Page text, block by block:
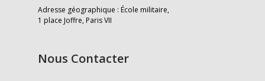
Adresse géographique : École militaire,
1 place Joffre, Paris VII
Nous Contacter